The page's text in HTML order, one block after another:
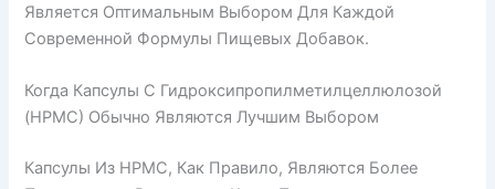
Является Оптимальным Выбором Для Каждой
Современной Формулы Пищевых Добавок.
Когда Капсулы С Гидроксипропилметилцеллюлозой
(HPMC) Обычно Являются Лучшим Выбором
Капсулы Из HPMC, Как Правило, Являются Более